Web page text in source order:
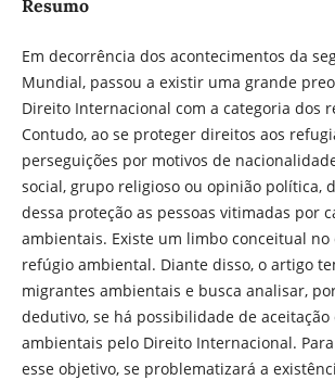
Resumo
Em decorrência dos acontecimentos da
Mundial, passou a existir uma grande
Direito Internacional com a categoria dos
Contudo, ao se proteger direitos aos
perseguições por motivos de
social, grupo religioso ou opinião política,
dessa proteção as pessoas vitimadas por
ambientais. Existe um limbo conceitual no
refúgio ambiental. Diante disso, o artigo
migrantes ambientais e busca analisar,
dedutivo, se há possibilidade de
ambientais pelo Direito Internacional.
esse objetivo, se problematizará a